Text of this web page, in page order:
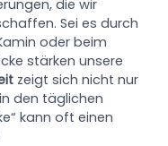
die wir
Sei es durch
oder beim
stärken unsere
zeigt sich nicht nur
den täglichen
kann oft einen